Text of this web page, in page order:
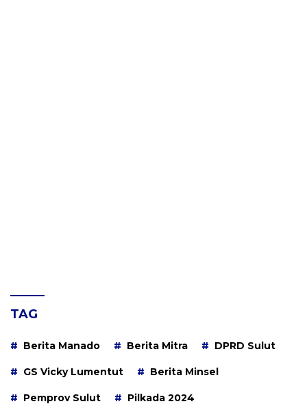
TAG
Berita Manado Berita Mitra DPRD Sulut
GS Vicky Lumentut Berita Minsel
Pemprov Sulut Pilkada 2024